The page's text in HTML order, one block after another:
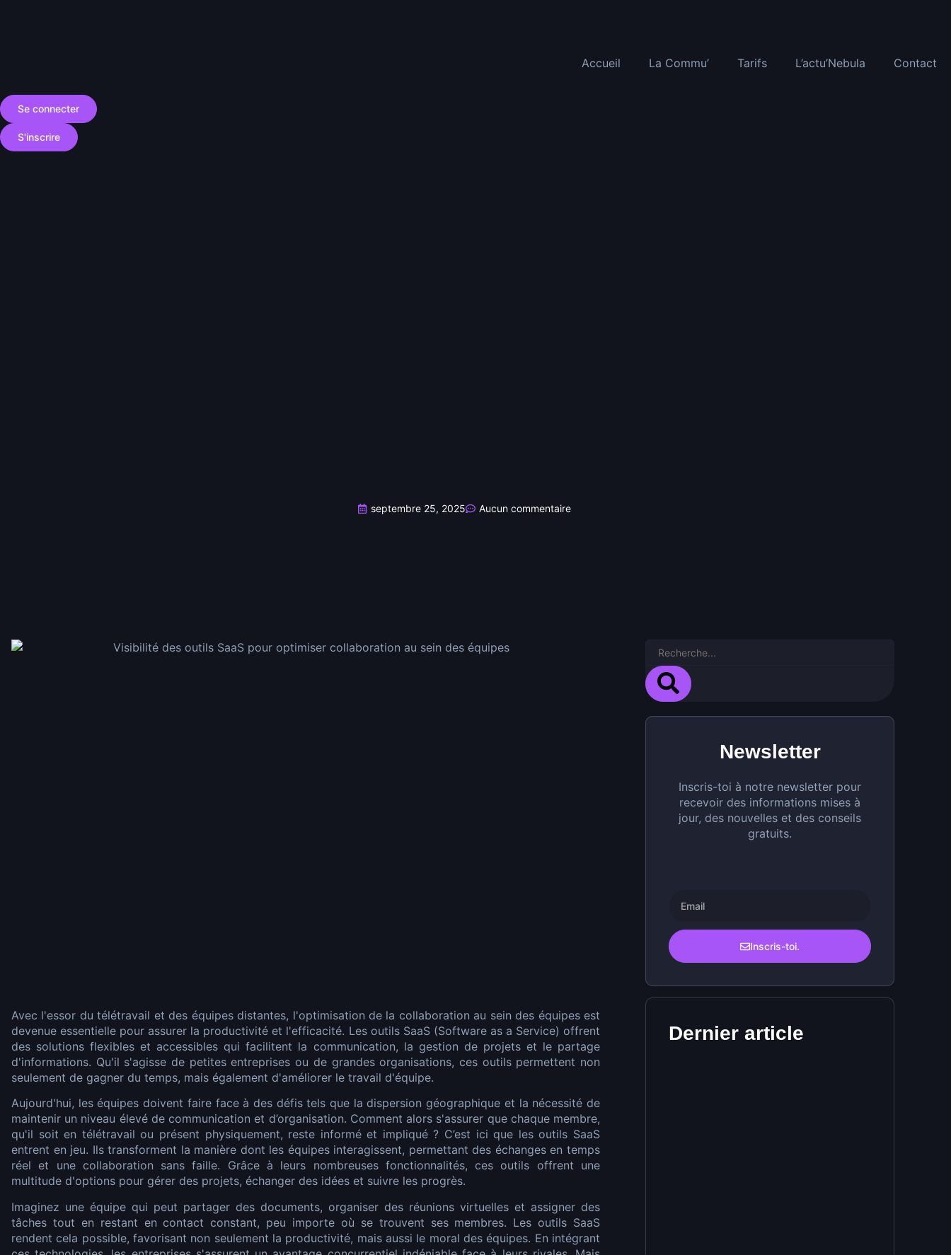
Accueil La Commu’ Tarifs L’actu’Nebula Contact
Se connecter
S'inscrire
septembre 25, 2025 Aucun commentaire
Avec l'essor du télétravail et des équipes distantes, l'optimisation de la collaboration au sein des équipes est
devenue essentielle pour assurer la productivité et l'efficacité. Les outils SaaS (Software as a Service) offrent
des solutions flexibles et accessibles qui facilitent la communication, la gestion de projets et le partage
d'informations. Qu'il s'agisse de petites entreprises ou de grandes organisations, ces outils permettent non
seulement de gagner du temps, mais également d'améliorer le travail d'équipe.
Aujourd'hui, les équipes doivent faire face à des défis tels que la dispersion géographique et la nécessité de
maintenir un niveau élevé de communication et d’organisation. Comment alors s'assurer que chaque membre,
qu'il soit en télétravail ou présent physiquement, reste informé et impliqué ? C’est ici que les outils SaaS
entrent en jeu. Ils transforment la manière dont les équipes interagissent, permettant des échanges en temps
réel et une collaboration sans faille. Grâce à leurs nombreuses fonctionnalités, ces outils offrent une
multitude d'options pour gérer des projets, échanger des idées et suivre les progrès.
Imaginez une équipe qui peut partager des documents, organiser des réunions virtuelles et assigner des
tâches tout en restant en contact constant, peu importe où se trouvent ses membres. Les outils SaaS
rendent cela possible, favorisant non seulement la productivité, mais aussi le moral des équipes. En intégrant
Newsletter
Inscris-toi à notre newsletter pour
recevoir des informations mises à
jour, des nouvelles et des conseils
gratuits.
Inscris-toi.
Dernier article